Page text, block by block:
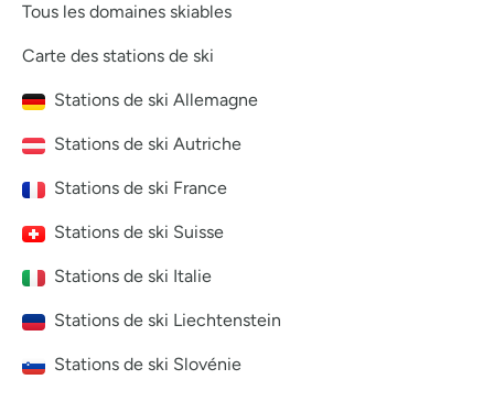
Tous les domaines skiables
Carte des stations de ski
Stations de ski Allemagne
Stations de ski Autriche
Stations de ski France
Stations de ski Suisse
Stations de ski Italie
Stations de ski Liechtenstein
Stations de ski Slovénie